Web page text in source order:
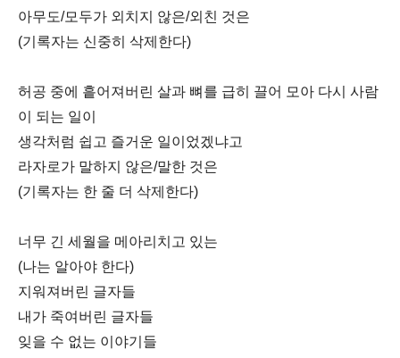
아무도/모두가 외치지 않은/외친 것은
(기록자는 신중히 삭제한다)
허공 중에 흩어져버린 살과 뼈를 급히 끌어 모아 다시 사람
이 되는 일이
생각처럼 쉽고 즐거운 일이었겠냐고
라자로가 말하지 않은/말한 것은
(기록자는 한 줄 더 삭제한다)
너무 긴 세월을 메아리치고 있는
(나는 알아야 한다)
지워져버린 글자들
내가 죽여버린 글자들
잊을 수 없는 이야기들